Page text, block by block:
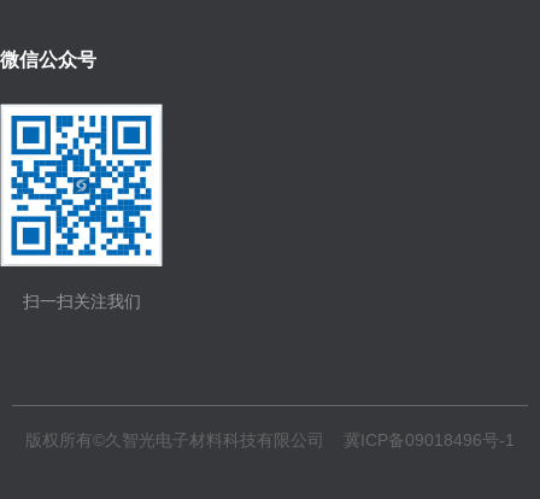
扫一扫关注我们
微信公众号
版权所有©久智光电子材料科技有限公司 冀ICP备09018496号-1